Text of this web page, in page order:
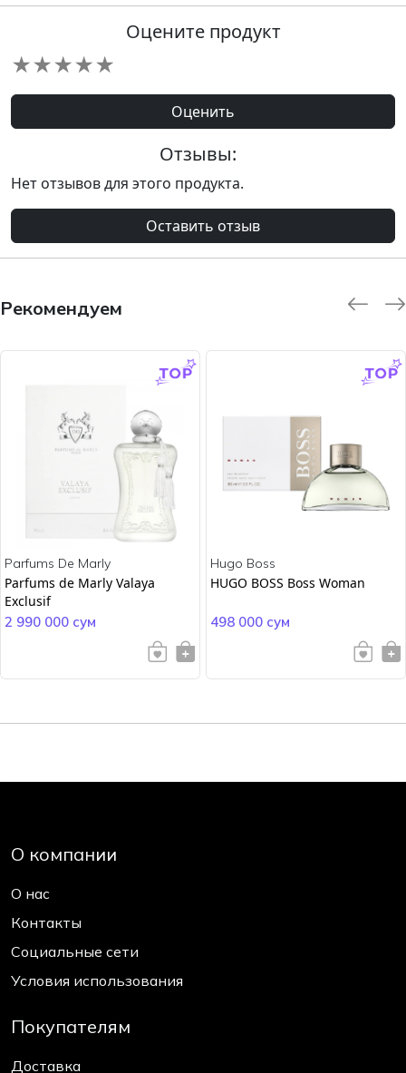
Оцените продукт
★
★
★
★
★
Оценить
Отзывы:
Нет отзывов для этого продукта.
Оставить отзыв
Рекомендуем
Parfums De Marly
Parfums de Marly Valaya
Exclusif
2 990 000 сум
Hugo Boss
HUGO BOSS Boss Woman
498 000 сум
О компании
О нас
Контакты
Социальные сети
Условия использования
Покупателям
Доставка